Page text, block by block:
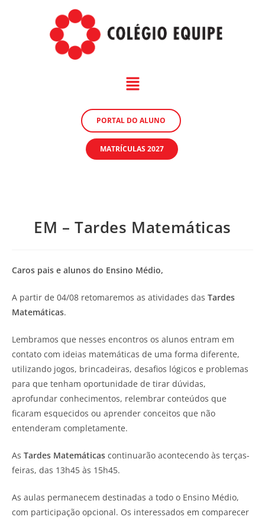
PORTAL DO ALUNO
MATRÍCULAS 2027
EM – Tardes Matemáticas
Caros pais e alunos do Ensino Médio,
A partir de 04/08 retomaremos as atividades das Tardes
Matemáticas.
Lembramos que nesses encontros os alunos entram em
contato com ideias matemáticas de uma forma diferente,
utilizando jogos, brincadeiras, desafios lógicos e problemas
para que tenham oportunidade de tirar dúvidas,
aprofundar conhecimentos, relembrar conteúdos que
ficaram esquecidos ou aprender conceitos que não
entenderam completamente.
As Tardes Matemáticas continuarão acontecendo às terças-
feiras, das 13h45 às 15h45.
As aulas permanecem destinadas a todo o Ensino Médio,
com participação opcional. Os interessados em comparecer